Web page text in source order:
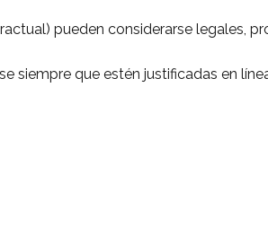
pueden considerarse legales,
siempre que estén justificadas en